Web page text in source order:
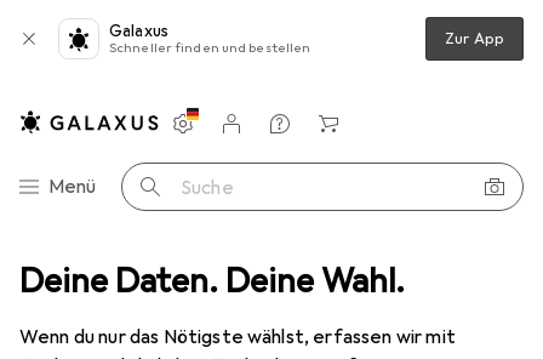
Deine Daten. Deine Wahl.
Wenn du nur das Nötigste wählst, erfassen wir mit
Galaxus
Schneller finden und bestellen Zur App
Navigation nach Kategorien
Menü Suche
Einstellungen
Kundenkonto
Vergleichslisten
Merklisten
Warenkorb
RS PRO 4mm Stud-Banana Fabric Wrist Strap+Cord